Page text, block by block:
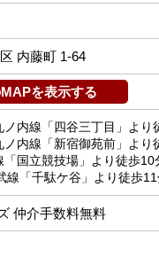
内藤町 1-64
を表示する
ノ内線「四谷三丁目」より
ノ内線「新宿御苑前」より
「国立競技場」より徒歩10
線「千駄ケ谷」より徒歩
仲介手数料無料